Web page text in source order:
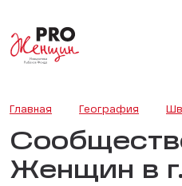
Главная География
Женщин в